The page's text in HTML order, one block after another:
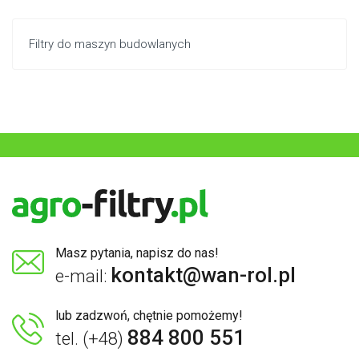
Filtry do maszyn budowlanych
Masz pytania, napisz do nas!
e-mail: kontakt@wan-rol.pl
lub zadzwoń, chętnie pomożemy!
tel. (+48) 884 800 551